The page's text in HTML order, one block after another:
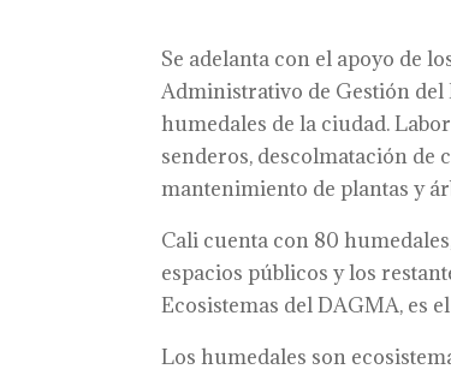
Se adelanta con el apoyo de
Administrativo de Gestión
humedales de la ciudad.
senderos, descolmatación de
mantenimiento de plantas y
Cali cuenta con 80
espacios públicos y los
Ecosistemas del DAGMA, es
Los humedales son